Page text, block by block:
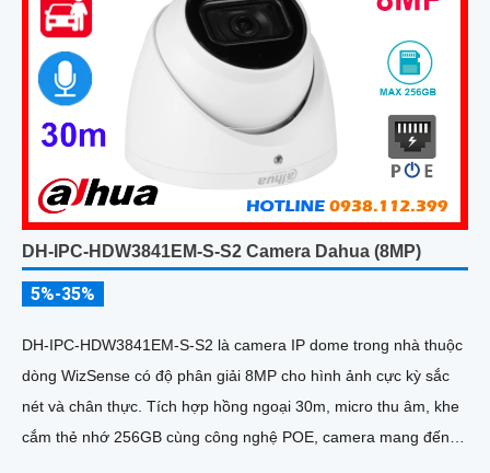
DH-IPC-HDW3841EM-S-S2 Camera Dahua (8MP)
5%-35%
DH-IPC-HDW3841EM-S-S2 là camera IP dome trong nhà thuộc
dòng WizSense có độ phân giải 8MP cho hình ảnh cực kỳ sắc
nét và chân thực. Tích hợp hồng ngoại 30m, micro thu âm, khe
cắm thẻ nhớ 256GB cùng công nghệ POE, camera mang đến